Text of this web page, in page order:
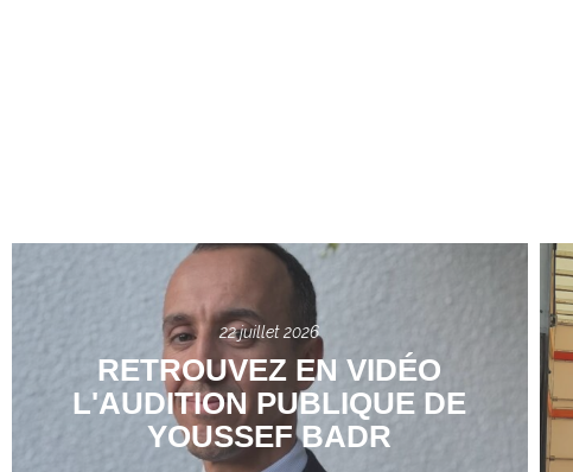
22 juillet 2026
RETROUVEZ EN VIDÉO
L'AUDITION PUBLIQUE DE
YOUSSEF BADR